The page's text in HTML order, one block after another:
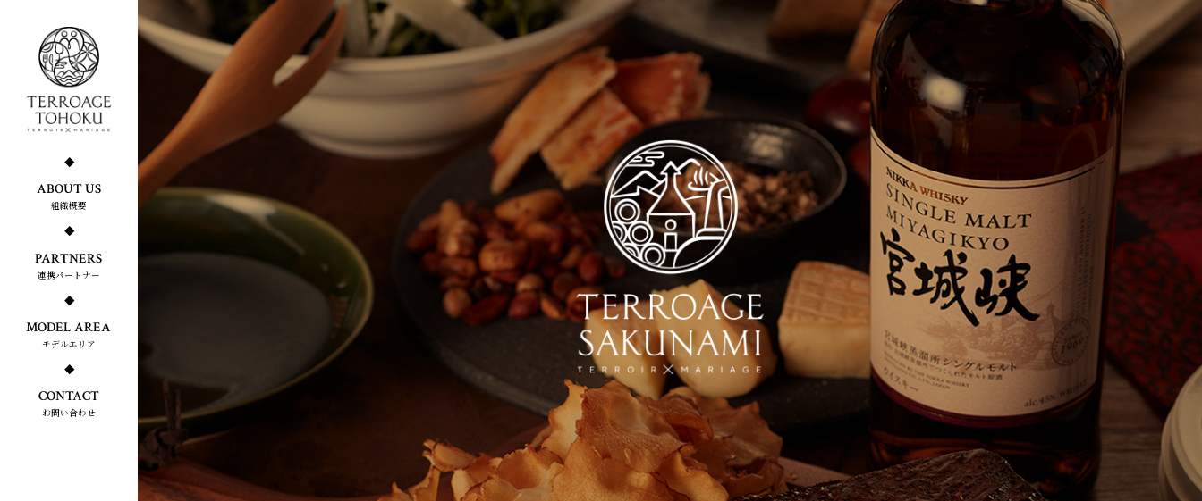
ABOUT US
組織概要
PARTNERS
連携パートナー
MODEL AREA
モデルエリア
CONTACT
お問い合わせ